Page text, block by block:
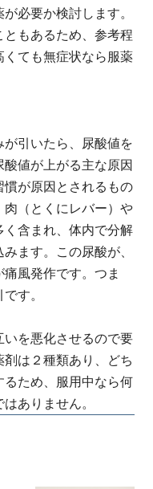
必要か検討します。
もあるため、参考程
くても無症状なら服薬
引いたら、尿酸値を
値が上がる主な原因
が原因とされるもの
（とくにレバー）や
く含まれ、体内で分解
ます。この尿酸が、
風発作です。つま
す。
を悪化させるので要
は２種類あり、どち
るため、服用中なら何
ありません。